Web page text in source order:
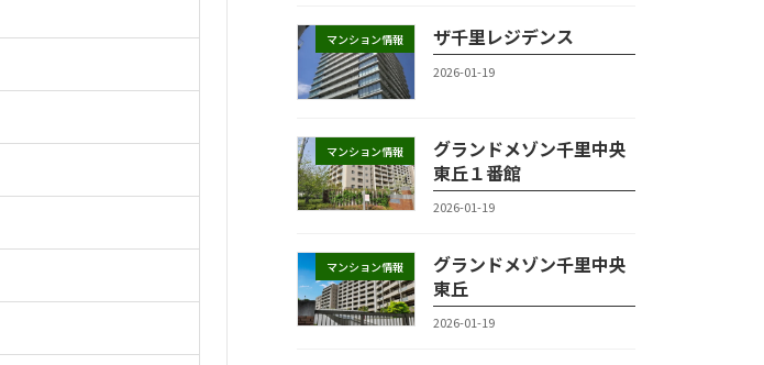
マンション情報 ザ千里レジデンス
2026-01-19
マンション情報
グランドメゾン千里中央
東丘１番館
2026-01-19
マンション情報
グランドメゾン千里中央
東丘
2026-01-19